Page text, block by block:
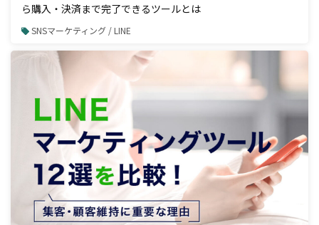
ら購入・決済まで完了できるツールとは
SNSマーケティング / LINE